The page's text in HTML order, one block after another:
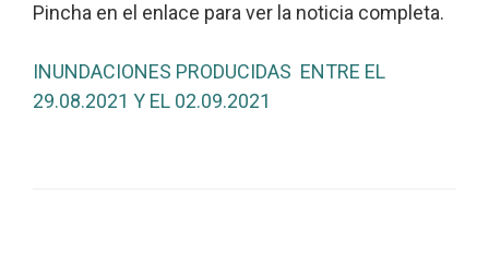
Pincha en el enlace para ver la noticia completa.
INUNDACIONES PRODUCIDAS ENTRE EL
29.08.2021 Y EL 02.09.2021